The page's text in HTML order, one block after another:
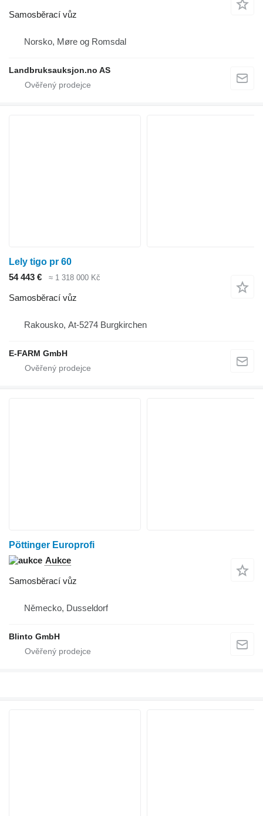
Samosběrací vůz
Norsko, Møre og Romsdal
Landbruksauksjon.no AS
Lely tigo pr 60
54 443 €
≈ 1 318 000 Kč
Samosběrací vůz
Rakousko, At-5274 Burgkirchen
E-FARM GmbH
Pöttinger Europrofi
Aukce
Samosběrací vůz
Německo, Dusseldorf
Blinto GmbH